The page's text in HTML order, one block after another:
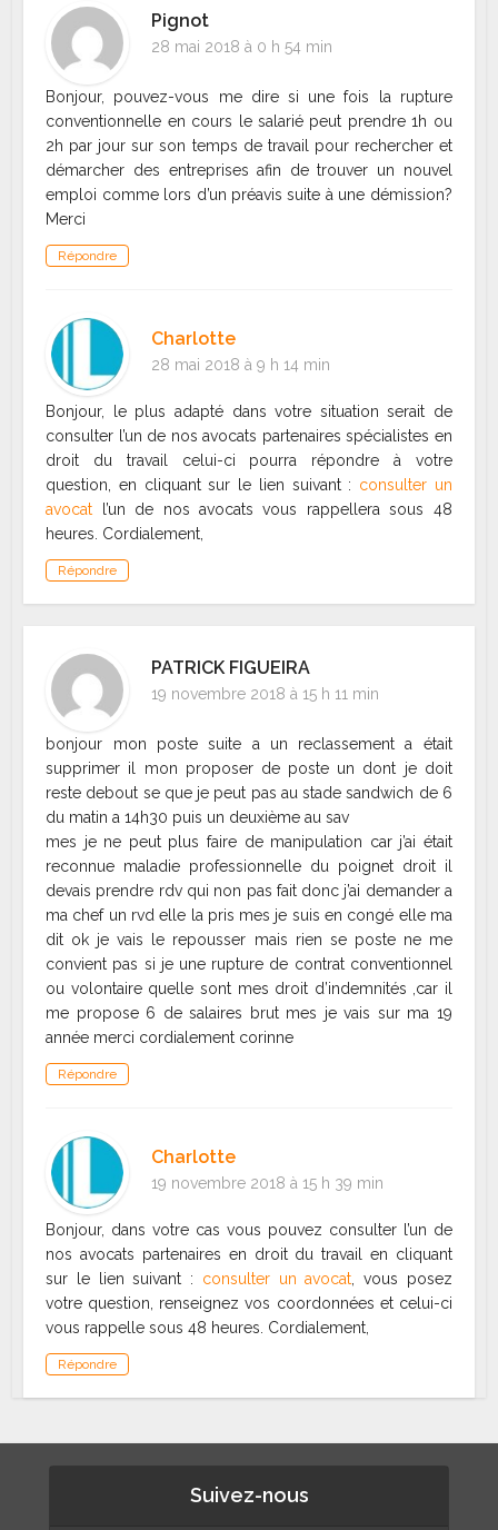
Pignot
28 mai 2018 à 0 h 54 min
Bonjour, pouvez-vous me dire si une fois la rupture
conventionnelle en cours le salarié peut prendre 1h ou
2h par jour sur son temps de travail pour rechercher et
démarcher des entreprises afin de trouver un nouvel
emploi comme lors d’un préavis suite à une démission?
Merci
Répondre
Charlotte
28 mai 2018 à 9 h 14 min
Bonjour, le plus adapté dans votre situation serait de
consulter l’un de nos avocats partenaires spécialistes en
droit du travail celui-ci pourra répondre à votre
question, en cliquant sur le lien suivant : consulter un
avocat l’un de nos avocats vous rappellera sous 48
heures. Cordialement,
Répondre
PATRICK FIGUEIRA
19 novembre 2018 à 15 h 11 min
bonjour mon poste suite a un reclassement a était
supprimer il mon proposer de poste un dont je doit
reste debout se que je peut pas au stade sandwich de 6
du matin a 14h30 puis un deuxième au sav
mes je ne peut plus faire de manipulation car j’ai était
reconnue maladie professionnelle du poignet droit il
devais prendre rdv qui non pas fait donc j’ai demander a
ma chef un rvd elle la pris mes je suis en congé elle ma
dit ok je vais le repousser mais rien se poste ne me
convient pas si je une rupture de contrat conventionnel
ou volontaire quelle sont mes droit d’indemnités ,car il
me propose 6 de salaires brut mes je vais sur ma 19
année merci cordialement corinne
Répondre
Charlotte
19 novembre 2018 à 15 h 39 min
Bonjour, dans votre cas vous pouvez consulter l’un de
nos avocats partenaires en droit du travail en cliquant
sur le lien suivant : consulter un avocat, vous posez
votre question, renseignez vos coordonnées et celui-ci
vous rappelle sous 48 heures. Cordialement,
Répondre
Suivez-nous